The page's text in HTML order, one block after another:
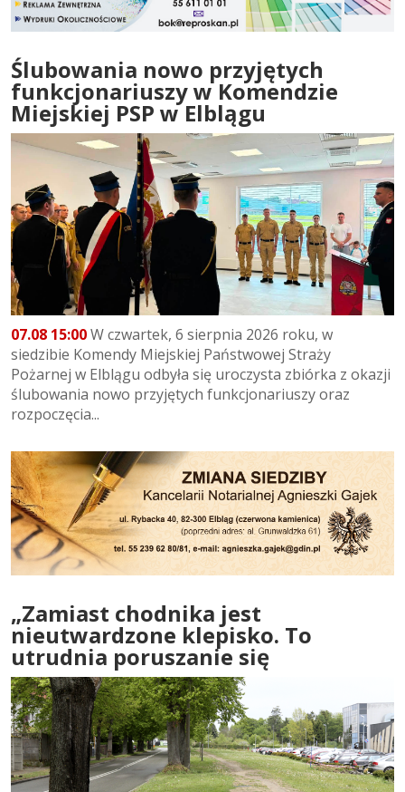
Ślubowania nowo przyjętych
funkcjonariuszy w Komendzie
Miejskiej PSP w Elblągu
07.08 15:00W czwartek, 6 sierpnia 2026 roku, w
siedzibie Komendy Miejskiej Państwowej Straży
Pożarnej w Elblągu odbyła się uroczysta zbiórka z okazji
ślubowania nowo przyjętych funkcjonariuszy oraz
rozpoczęcia...
„Zamiast chodnika jest
nieutwardzone klepisko. To
utrudnia poruszanie się